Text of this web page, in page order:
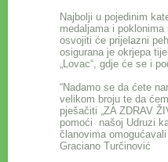
Najbolji u pojedinim
medaljama i
osvojiti će prijelazni
osigurana je okrjepa
„Lovac“, gdje će se i
“Nadamo se da ćete
velikom broju te da
pješačiti „ZA ZDRAV
pomoći našoj Udruzi
članovima
Graciano Turčinović